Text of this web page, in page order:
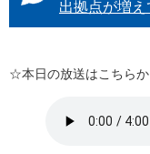
出拠点が増え
☆本日の放送はこちら